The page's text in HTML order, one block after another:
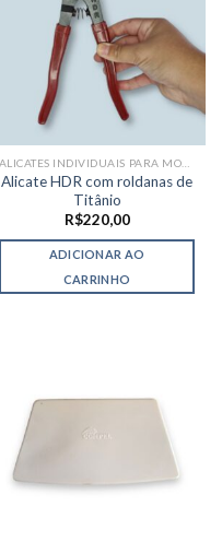
ALICATES INDIVIDUAIS PARA MOSAICO
Alicate HDR com roldanas de
Titânio
R$220,00
ADICIONAR AO
CARRINHO